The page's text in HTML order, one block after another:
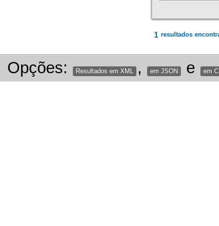
1 resultados
Opções: Resultados em XML , em JSON e em